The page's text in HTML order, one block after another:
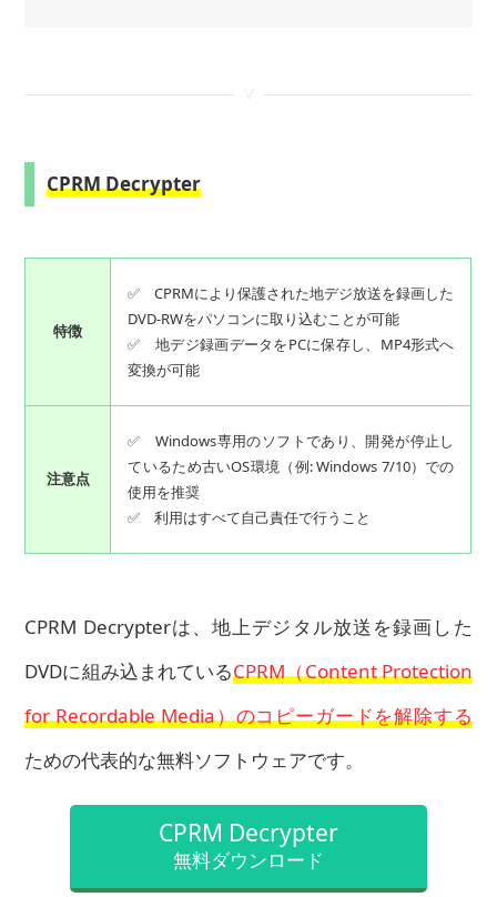
CPRM Decrypter
特徴
✅ CPRMにより保護された地デジ放送を録画した
DVD-RWをパソコンに取り込むことが可能
✅ 地デジ録画データをPCに保存し、MP4形式へ
変換が可能
注意点
✅ Windows専用のソフトであり、開発が停止し
ているため古いOS環境（例: Windows 7/10）での
使用を推奨
✅ 利用はすべて自己責任で行うこと
CPRM Decrypterは、地上デジタル放送を録画した
DVDに組み込まれているCPRM（Content Protection
for Recordable Media）のコピーガードを解除する
ための代表的な無料ソフトウェアです。
CPRM Decrypter
無料ダウンロード